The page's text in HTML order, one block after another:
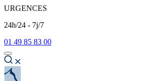
URGENCES
24h/24 - 7j/7
01 49 85 83 00